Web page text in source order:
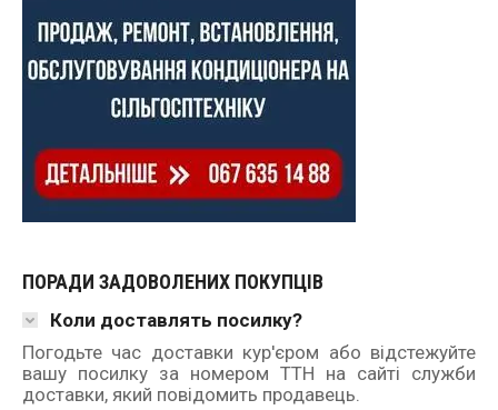
ПОРАДИ ЗАДОВОЛЕНИХ ПОКУПЦІВ
Коли доставлять посилку?
Погодьте час доставки кур'єром або відстежуйте
вашу посилку за номером ТТН на сайті служби
доставки, який повідомить продавець.